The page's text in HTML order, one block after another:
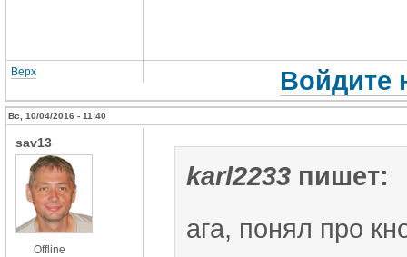
Верх Войдите
Вс, 10/04/2016 - 11:40
sav13
Offline
karl2233 пишет:
ага, понял про